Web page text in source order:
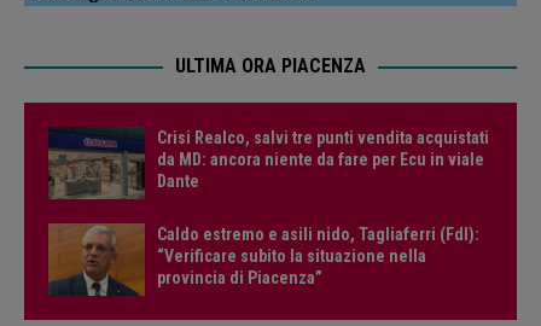
ULTIMA ORA PIACENZA
Crisi Realco, salvi tre punti vendita acquistati
da MD: ancora niente da fare per Ecu in viale
Dante
Caldo estremo e asili nido, Tagliaferri (FdI):
“Verificare subito la situazione nella
provincia di Piacenza”